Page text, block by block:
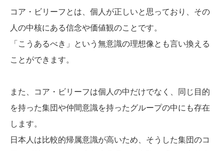
コア・ビリーフとは、個人が正しいと思っており、その
人の中核にある信念や価値観のことです。
「こうあるべき」という無意識の理想像とも言い換える
ことができます。
また、コア・ビリーフは個人の中だけでなく、同じ目的
を持った集団や仲間意識を持ったグループの中にも存在
します。
日本人は比較的帰属意識が高いため、そうした集団のコ